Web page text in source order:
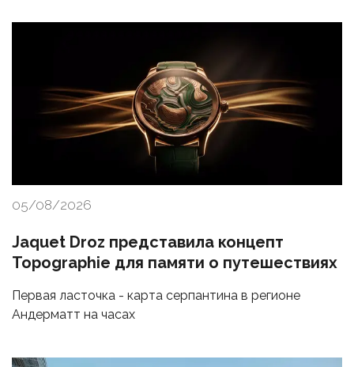
05/08/2026
Jaquet Droz представила концепт
Topographie для памяти о путешествиях
Первая ласточка - карта серпантина в регионе
Андерматт на часах